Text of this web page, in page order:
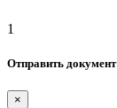
1
Отправить документ
×